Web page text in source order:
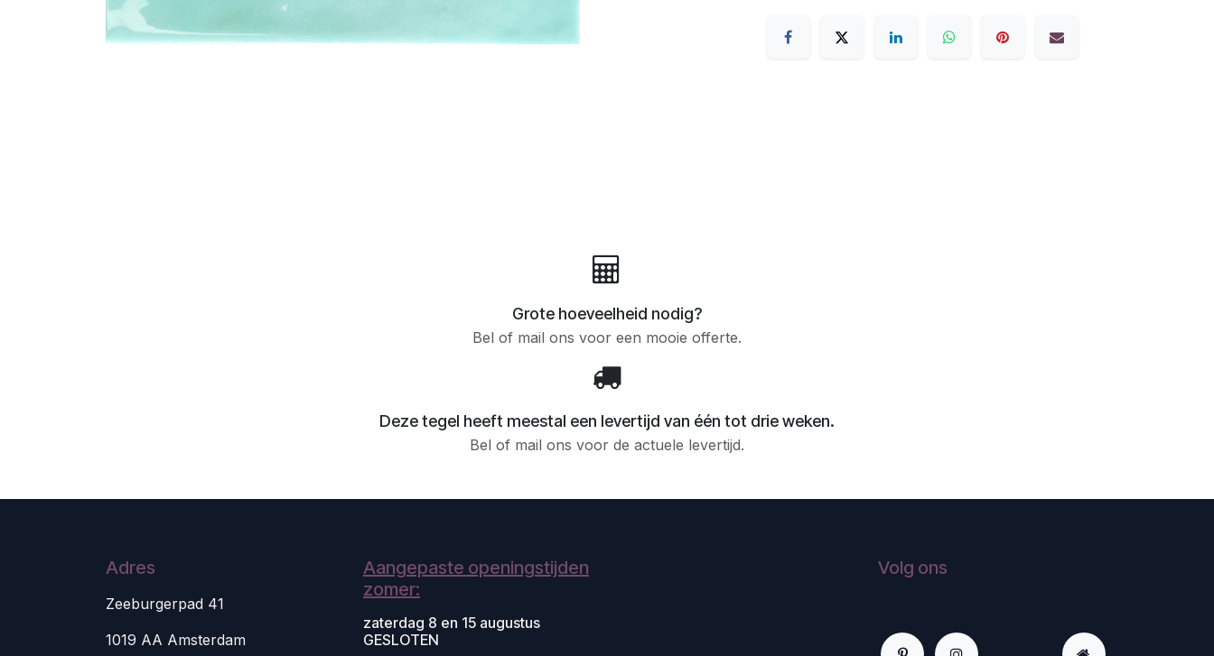
Grote hoeveelheid nodig?
Bel of mail ons voor een mooie offerte.
Deze tegel heeft meestal een levertijd van één tot drie weken.
Bel of mail ons voor de actuele levertijd.
Adres
Zeeburgerpad 41
1019 AA Amsterdam
Aangepaste openingstijden
zomer:
zaterdag 8 en 15 augustus
GESLOTEN
Volg ons